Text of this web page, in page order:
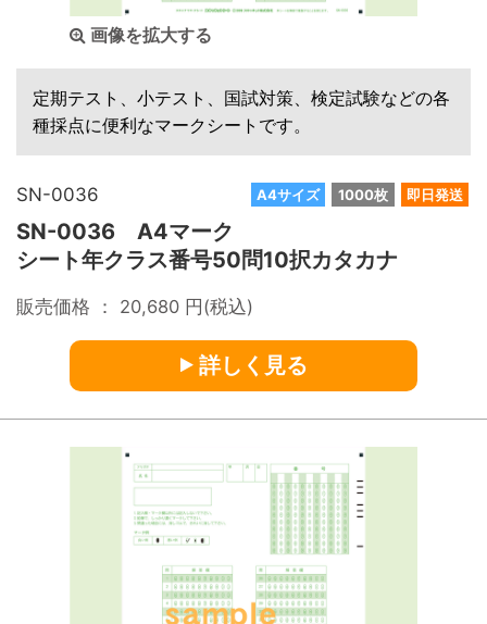
画像を拡大する
定期テスト、小テスト、国試対策、検定試験などの各
種採点に便利なマークシートです。
A4サイズ 1000枚 即日発送
SN-0036
SN-0036 A4マーク
シート年クラス番号50問10択カタカナ
販売価格 ： 20,680 円(税込)
詳しく見る